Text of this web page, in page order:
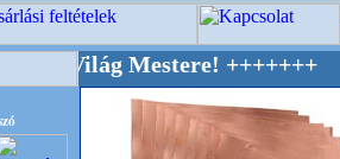
Mestere! +++++++